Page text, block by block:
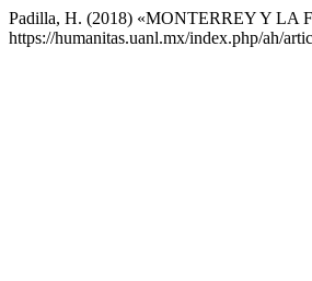
Padilla, H. (2018) «MONTERREY Y
https://humanitas.uanl.mx/index.php/ah/